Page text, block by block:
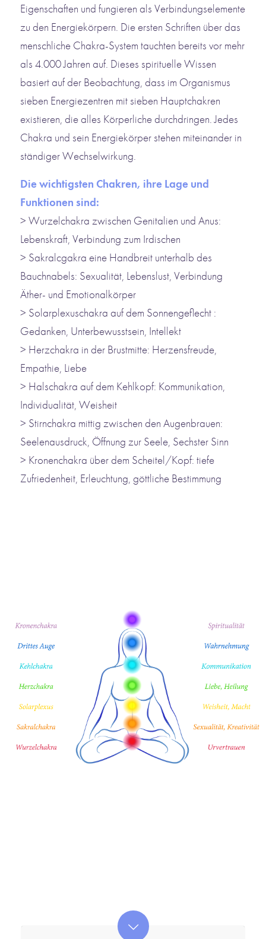
Eigenschaften und fungieren als Verbindungselemente
zu den Energiekörpern. Die ersten Schriften über das
menschliche Chakra-System tauchten bereits vor mehr
als 4.000 Jahren auf. Dieses spirituelle Wissen
basiert auf der Beobachtung, dass im Organismus
sieben Energiezentren mit sieben Hauptchakren
existieren, die alles Körperliche durchdringen. Jedes
Chakra und sein Energiekörper stehen miteinander in
ständiger Wechselwirkung.
Die wichtigsten Chakren, ihre Lage und
Funktionen sind:
> Wurzelchakra zwischen Genitalien und Anus:
Lebenskraft, Verbindung zum Irdischen
> Sakralcgakra eine Handbreit unterhalb des
Bauchnabels: Sexualität, Lebenslust, Verbindung
Äther- und Emotionalkörper
> Solarplexuschakra auf dem Sonnengeflecht :
Gedanken, Unterbewusstsein, Intellekt
> Herzchakra in der Brustmitte: Herzensfreude,
Empathie, Liebe
> Halschakra auf dem Kehlkopf: Kommunikation,
Individualität, Weisheit
> Stirnchakra mittig zwischen den Augenbrauen:
Seelenausdruck, Öffnung zur Seele, Sechster Sinn
> Kronenchakra über dem Scheitel/Kopf: tiefe
Zufriedenheit, Erleuchtung, göttliche Bestimmung